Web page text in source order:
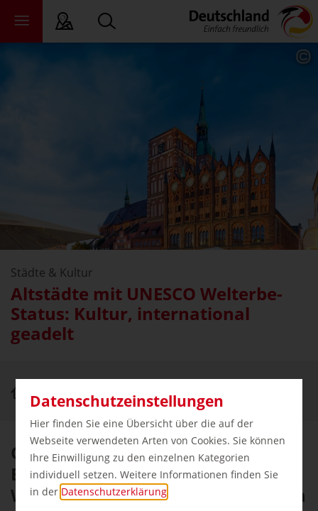
Datenschutzeinstellungen
Hier finden Sie eine Übersicht über die auf der
Webseite verwendeten Arten von Cookies. Sie können
Ihre Einwilligung zu den einzelnen Kategorien
individuell setzen. Weitere Informationen finden Sie
in der Datenschutzerklärung
Städte & Kultur
Altstädte mit UNESCO Welterbe-
Status: Kultur, international
geadelt
Städte & Kultur Welterbe Altstädte
Oft sind es ja „nur“ einzelne
Bauwerke, die die UNESCO zum
Weltkulturerbe erklärt. Im Fall von